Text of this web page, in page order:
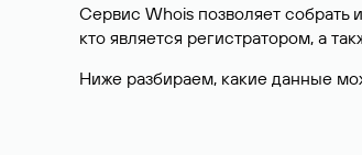
Сервис Whois позволяет собрать
кто является регистратором, а
Ниже разбираем, какие данные